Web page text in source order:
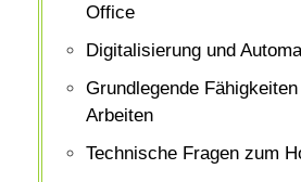
Office
Digitalisierung und
Grundlegende
Arbeiten
Technische Fragen zum